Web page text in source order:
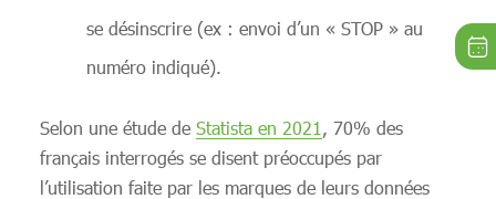
se désinscrire (ex : envoi d’un « STOP » au
numéro indiqué).
Selon une étude de Statista en 2021 , 70% des
français interrogés se disent préoccupés par
l’utilisation faite par les marques de leurs données